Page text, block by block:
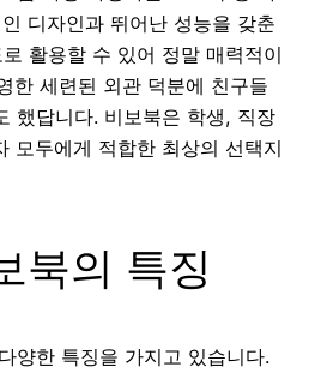
디자인과 뛰어난 성능을 갖춘
활용할 수 있어 정말 매력적이
한 세련된 외관 덕분에 친구들
했답니다. 비보북은 학생, 직장
모두에게 적합한 최상의 선택지
북의 특징
양한 특징을 가지고 있습니다.